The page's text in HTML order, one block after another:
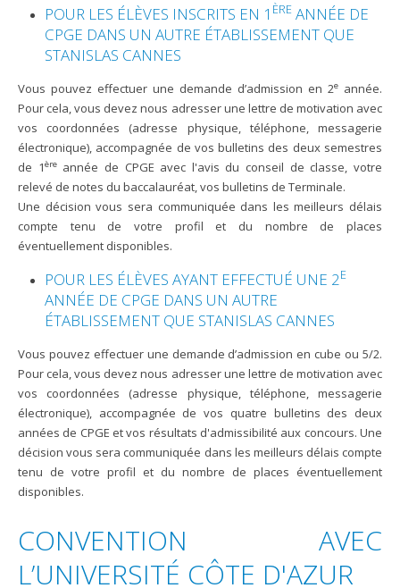
POUR LES ÉLÈVES INSCRITS EN 1 ÈRE ANNÉE DE
CPGE DANS UN AUTRE ÉTABLISSEMENT QUE
STANISLAS CANNES
Vous pouvez effectuer une demande d’admission en 2e année.
Pour cela, vous devez nous adresser une lettre de motivation avec
vos coordonnées (adresse physique, téléphone, messagerie
électronique), accompagnée de vos bulletins des deux semestres
de 1èreannée de CPGE avec l'avis du conseil de classe, votre
relevé de notes du baccalauréat, vos bulletins de Terminale.
Une décision vous sera communiquée dans les meilleurs délais
compte tenu de votre profil et du nombre de places
éventuellement disponibles.
POUR LES ÉLÈVES AYANT EFFECTUÉ UNE 2E
ANNÉE DE CPGE DANS UN AUTRE
ÉTABLISSEMENT QUE STANISLAS CANNES
Vous pouvez effectuer une demande d’admission en cube ou 5/2.
Pour cela, vous devez nous adresser une lettre de motivation avec
vos coordonnées (adresse physique, téléphone, messagerie
électronique), accompagnée de vos quatre bulletins des deux
années de CPGE et vos résultats d'admissibilité aux concours. Une
décision vous sera communiquée dans les meilleurs délais compte
tenu de votre profil et du nombre de places éventuellement
disponibles.
CONVENTION AVEC
L’UNIVERSITÉ CÔTE D'AZUR